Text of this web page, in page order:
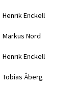
Henrik Enckell
Markus Nord
Henrik Enckell
Tobias Åberg